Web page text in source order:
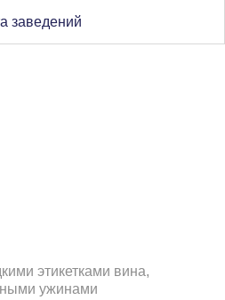
заведений
этикетками вина,
ужинами